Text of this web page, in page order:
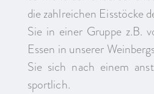
die zahlreichen Eisstöcke
Sie in einer Gruppe z.B.
Essen in unserer
Sie sich nach einem
sportlich.